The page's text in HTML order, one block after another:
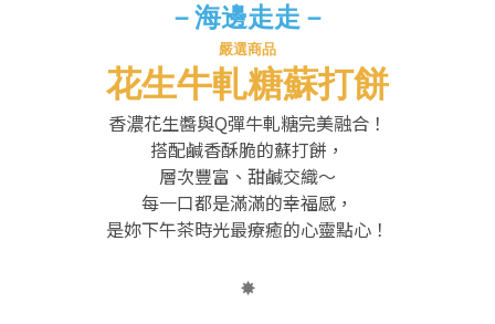
－海邊走走－
嚴選商品
花生牛軋糖蘇打餅
香濃花生醬與Q彈牛軋糖完美融合！
搭配鹹香酥脆的蘇打餅，
層次豐富、甜鹹交織～
每一口都是滿滿的幸福感，
是妳下午茶時光最療癒的心靈點心！
✸